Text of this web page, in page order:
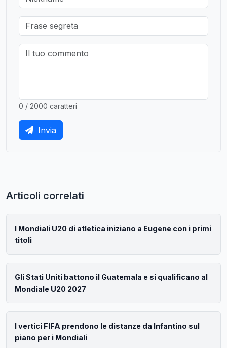
0 / 2000 caratteri
Invia
Articoli correlati
I Mondiali U20 di atletica iniziano a Eugene con i primi
titoli
Gli Stati Uniti battono il Guatemala e si qualificano al
Mondiale U20 2027
I vertici FIFA prendono le distanze da Infantino sul
piano per i Mondiali